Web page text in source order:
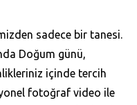
sadece bir tanesi.
Doğum günü,
içinde tercih
fotoğraf video ile